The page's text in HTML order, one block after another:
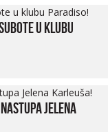
u klubu
Jelena